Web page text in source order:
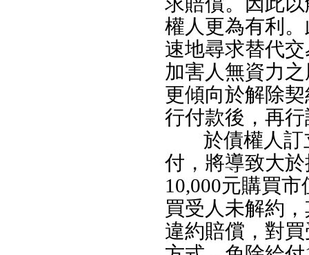
權人更為有利
速地尋求替代
加害人無資力
更傾向於解除
行付款後，再
於債權人訂
付，將導致大
10,000元購買
買受人未解約
違約賠償，對